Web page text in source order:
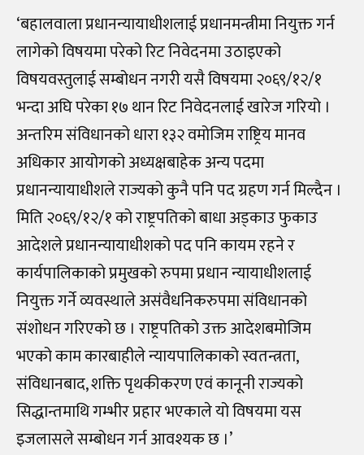
‘बहालवाला प्रधानन्यायाधीशलाई प्रधानमन्त्रीमा नियुक्त गर्न
लागेको विषयमा परेको रिट निवेदनमा उठाइएको
विषयवस्तुलाई सम्बोधन नगरी यसै विषयमा २०६९/१२/१
भन्दा अघि परेका १७ थान रिट निवेदनलाई खारेज गरियो ।
अन्तरिम संविधानको धारा १३२ वमोजिम राष्ट्रिय मानव
अधिकार आयोगको अध्यक्षबाहेक अन्य पदमा
प्रधानन्यायाधीशले राज्यको कुनै पनि पद ग्रहण गर्न मिल्दैन ।
मिति २०६९/१२/१ को राष्ट्रपतिको बाधा अड्काउ फुकाउ
आदेशले प्रधानन्यायाधीशको पद पनि कायम रहने र
कार्यपालिकाको प्रमुखको रुपमा प्रधान न्यायाधीशलाई
नियुक्त गर्ने व्यवस्थाले असंवैधनिकरुपमा संविधानको
संशोधन गरिएको छ । राष्ट्रपतिको उक्त आदेशबमोजिम
भएको काम कारबाहीले न्यायपालिकाको स्वतन्त्रता,
संविधानबाद, शक्ति पृथकीकरण एवं कानूनी राज्यको
सिद्धान्तमाथि गम्भीर प्रहार भएकाले यो विषयमा यस
इजलासले सम्बोधन गर्न आवश्यक छ ।’